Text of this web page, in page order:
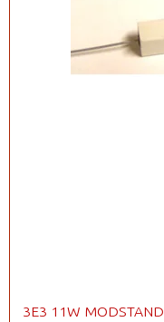
3E3 11W MODSTAND